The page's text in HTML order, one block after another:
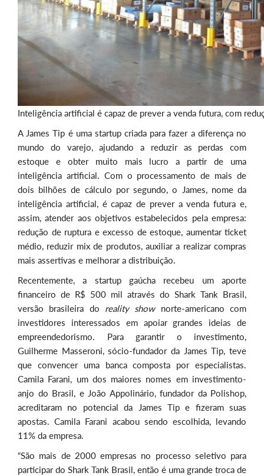
Inteligência artificial é capaz de prever a venda futura, com
A James Tip é uma startup criada para fazer a diferença no
mundo do varejo, ajudando a reduzir as perdas com
estoque e obter muito mais lucro a partir de uma
inteligência artificial. Com o processamento de mais de
dois bilhões de cálculo por segundo, o James, nome da
inteligência artificial, é capaz de prever a venda futura e,
assim, atender aos objetivos estabelecidos pela empresa:
redução de ruptura e excesso de estoque, aumentar ticket
médio, reduzir mix de produtos, auxiliar a realizar compras
mais assertivas e melhorar a distribuição.
Recentemente, a startup gaúcha recebeu um aporte
financeiro de R$ 500 mil através do Shark Tank Brasil,
versão brasileira do reality shownorte-americano com
investidores interessados em apoiar grandes ideias de
empreendedorismo. Para garantir o investimento,
Guilherme Masseroni, sócio-fundador da James Tip, teve
que convencer uma banca composta por especialistas.
Camila Farani, um dos maiores nomes em investimento-
anjo do Brasil, e João Appolinário, fundador da Polishop,
acreditaram no potencial da James Tip e fizeram suas
apostas. Camila Farani acabou sendo escolhida, levando
11% da empresa.
“São mais de 2000 empresas no processo seletivo para
participar do Shark Tank Brasil, então é uma grande troca de